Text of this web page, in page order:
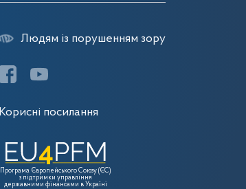
Людям із порушенням зору
Корисні посилання
Програма Європейського Союзу (ЄС)
з підтримки управління
державними фінансами в Україні